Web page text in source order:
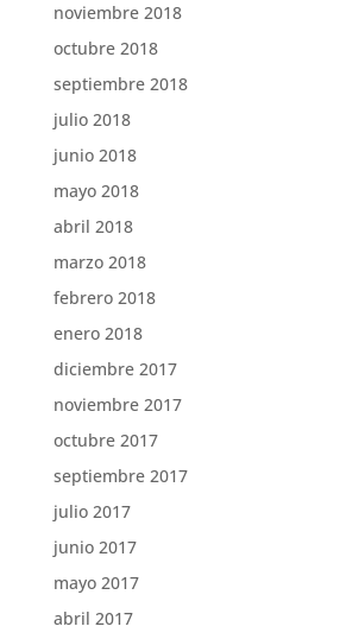
noviembre 2018
octubre 2018
septiembre 2018
julio 2018
junio 2018
mayo 2018
abril 2018
marzo 2018
febrero 2018
enero 2018
diciembre 2017
noviembre 2017
octubre 2017
septiembre 2017
julio 2017
junio 2017
mayo 2017
abril 2017